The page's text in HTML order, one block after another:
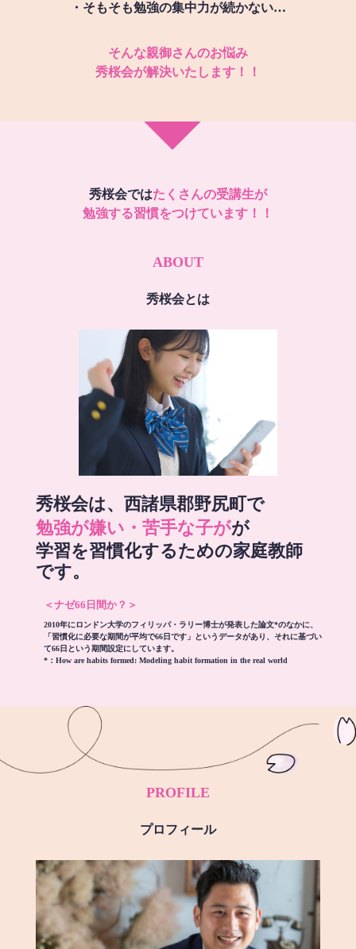
・そもそも勉強の集中力が続かない…
そんな親御さんのお悩み
秀桜会が解決いたします！！
秀桜会ではたくさんの受講生が
勉強する習慣をつけています！！
ABOUT
秀桜会とは
秀桜会は、西諸県郡野尻町で
勉強が嫌い・苦手な子がが
学習を習慣化するための家庭教師
です。
＜ナゼ66日間か？＞
2010年にロンドン大学のフィリッパ・ラリー博士が発表した論文*のなかに、
「習慣化に必要な期間が平均で66日です」というデータがあり、それに基づい
て66日という期間設定にしています。
*： How are habits formed: Modeling habit formation in the real world
PROFILE
プロフィール